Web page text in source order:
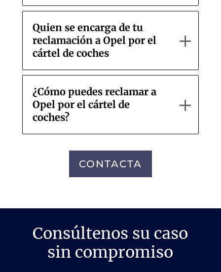
Quien se encarga de tu
reclamación a Opel por el
cártel de coches
¿Cómo puedes reclamar a
Opel por el cártel de
coches?
CONTACTA
Consúltenos su caso
sin compromiso